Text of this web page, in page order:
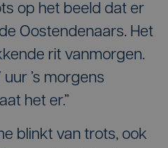
op het beeld dat er
Oostendenaars. Het
rit vanmorgen.
’s morgens
het er.”
blinkt van trots, ook